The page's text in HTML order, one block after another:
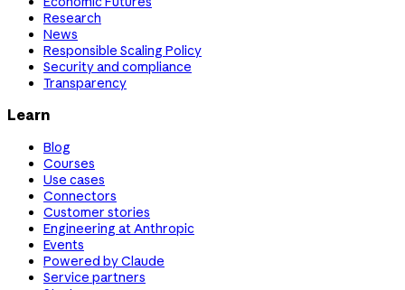
Research
News
Responsible Scaling Policy
Security and compliance
Transparency
Learn
Blog
Courses
Use cases
Connectors
Customer stories
Engineering at Anthropic
Events
Powered by Claude
Service partners